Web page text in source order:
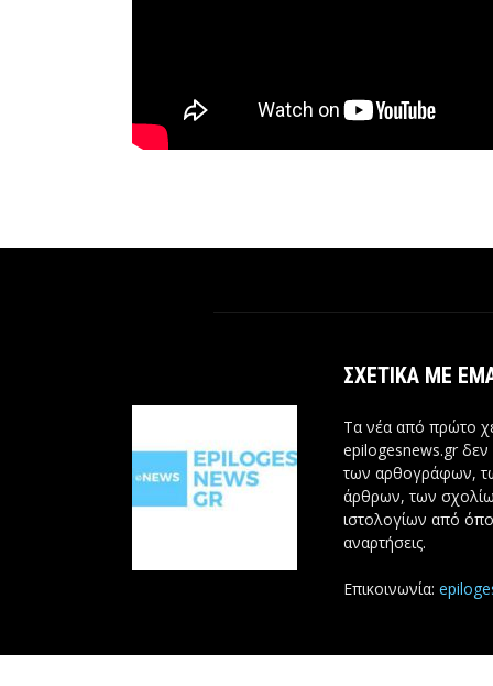
ΣΧΕΤΙΚΆ ΜΕ
Τα νέα από πρώτο
epilogesnews.gr δεν
των αρθογράφων,
άρθρων, των
ιστολογίων από
αναρτήσεις.
Επικοινωνία: